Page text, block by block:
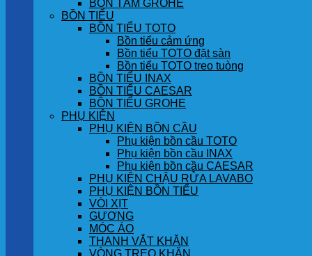
BỒN TẮM GROHE
BỒN TIỂU
BỒN TIỂU TOTO
Bồn tiểu cảm ứng
Bồn tiểu TOTO đặt sàn
Bồn tiểu TOTO treo tuòng
BỒN TIỂU INAX
BỒN TIỂU CAESAR
BỒN TIỂU GROHE
PHỤ KIỆN
PHỤ KIỆN BỒN CẦU
Phụ kiện bồn cầu TOTO
Phụ kiện bồn cầu INAX
Phụ kiện bồn cầu CAESAR
PHỤ KIỆN CHẬU RỬA LAVABO
PHỤ KIỆN BỒN TIỂU
VÒI XỊT
GƯƠNG
MÓC ÁO
THANH VẮT KHĂN
VÒNG TREO KHĂN